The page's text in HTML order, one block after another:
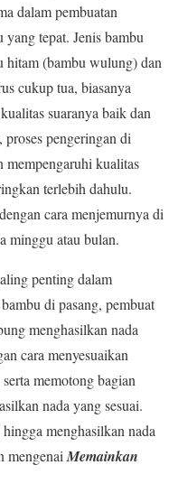
dalam pembuatan
tepat. Jenis bambu
hitam (bambu wulung) dan
cukup tua, biasanya
suaranya baik dan
pengeringan di
mempengaruhi kualitas
terlebih dahulu.
cara menjemurnya di
minggu atau bulan.
penting dalam
di pasang, pembuat
menghasilkan nada
cara menyesuaikan
memotong bagian
nada yang sesuai.
menghasilkan nada
mengenai Memainkan